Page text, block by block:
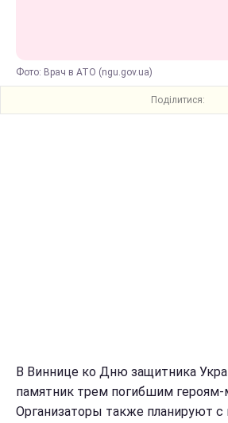
Фото: Врач в АТО (ngu.gov.ua)
Поділитися:
В Виннице ко Дню защитника
памятник трем погибшим
Организаторы также планируют